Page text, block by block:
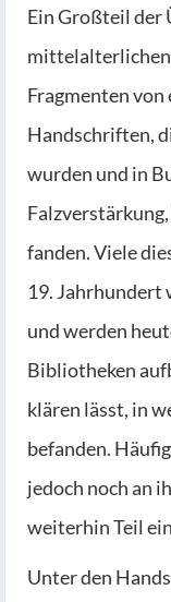
Ein Großteil der
mittelalterlichen
Fragmenten
Handschriften,
wurden und in
fanden. Viele
19. Jahrhundert
und werden
Bibliotheken
klären lässt, in
befanden.
jedoch noch an
weiterhin Teil
Unter den